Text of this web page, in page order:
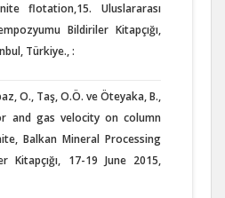
flotation,15. Uluslararası
Bildiriler Kitapçığı,
Türkiye., :
O., Taş, O.Ö. ve Öteyaka, B.,
and gas velocity on column
Balkan Mineral Processing
Kitapçığı, 17-19 June 2015,